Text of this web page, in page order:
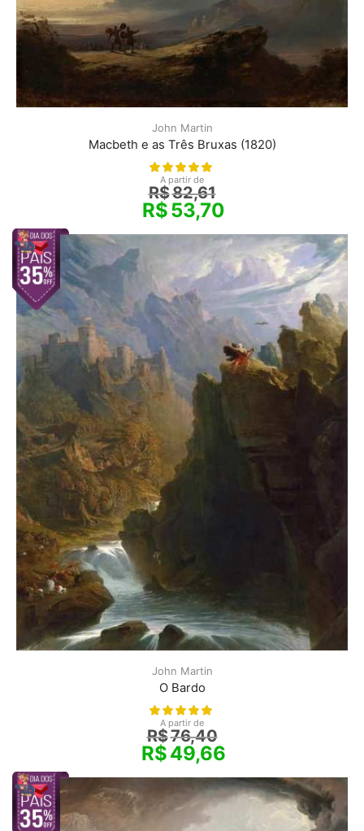
John Martin
Macbeth e as Três Bruxas (1820)
A partir de
R$82,61
R$53,70
John Martin
O Bardo
A partir de
R$76,40
R$49,66